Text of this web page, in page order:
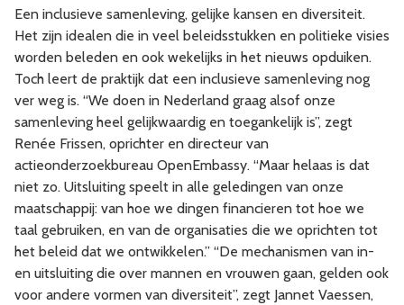
Een inclusieve samenleving, gelijke kansen en diversiteit.
Het zijn idealen die in veel beleidsstukken en politieke visies
worden beleden en ook wekelijks in het nieuws opduiken.
Toch leert de praktijk dat een inclusieve samenleving nog
ver weg is. “We doen in Nederland graag alsof onze
samenleving heel gelijkwaardig en toegankelijk is”, zegt
Renée Frissen, oprichter en directeur van
actieonderzoekbureau OpenEmbassy. “Maar helaas is dat
niet zo. Uitsluiting speelt in alle geledingen van onze
maatschappij: van hoe we dingen financieren tot hoe we
taal gebruiken, en van de organisaties die we oprichten tot
het beleid dat we ontwikkelen.” “De mechanismen van in-
en uitsluiting die over mannen en vrouwen gaan, gelden ook
voor andere vormen van diversiteit”, zegt Jannet Vaessen,